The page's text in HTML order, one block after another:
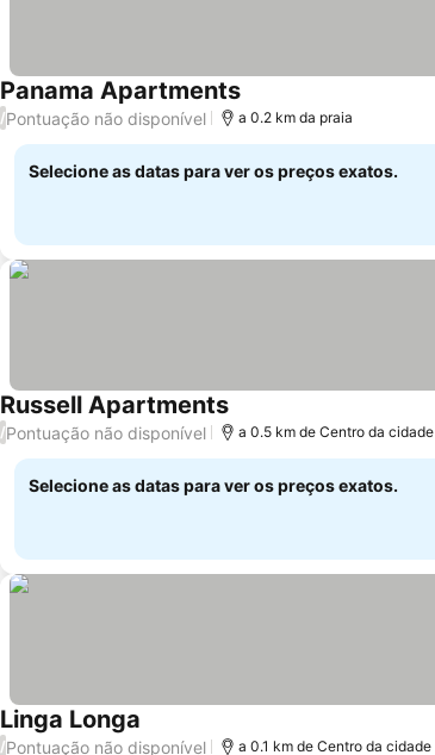
Panama ApartmentsVer preços
/Pontuação não disponível a 0.2 km da praia
Selecione as datas para ver os preços exatos.
Russell ApartmentsVer preços
/Pontuação não disponível a 0.5 km de Centro da cidade
Selecione as datas para ver os preços exatos.
Linga Longa Ver preços
/Pontuação não disponível a 0.1 km de Centro da cidade